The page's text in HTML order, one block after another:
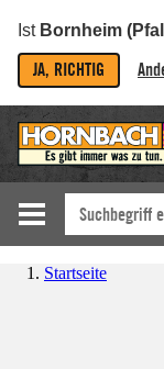
Ist Bornheim
JA, RICHTIG
Startseite